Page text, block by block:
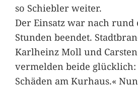
so Schiebler weiter.
Der Einsatz war nach
Stunden beendet.
Karlheinz Moll und
vermelden beide glücklich:
Schäden am Kurhaus.«